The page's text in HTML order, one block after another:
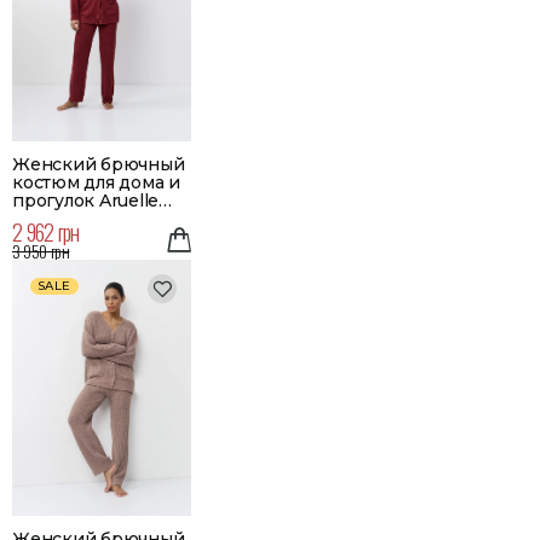
Женский брючный
костюм для дома и
прогулок Aruelle
Merry
2 962 грн
3 950 грн
SALE